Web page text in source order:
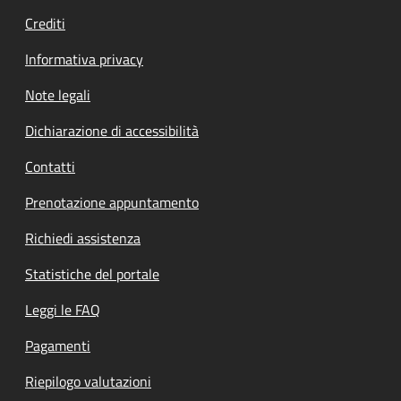
Crediti
Informativa privacy
Note legali
Dichiarazione di accessibilità
Contatti
Prenotazione appuntamento
Richiedi assistenza
Statistiche del portale
Leggi le FAQ
Pagamenti
Riepilogo valutazioni